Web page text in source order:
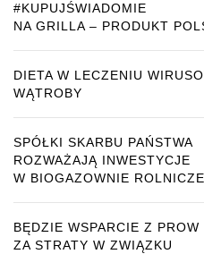
#KUPUJŚWIADOMIE
NA GRILLA – PRODUKT
DIETA W LECZENIU
WĄTROBY
SPÓŁKI SKARBU PAŃSTWA
ROZWAŻAJĄ INWESTYCJE
W BIOGAZOWNIE ROLNICZE
BĘDZIE WSPARCIE Z PROW
ZA STRATY W ZWIĄZKU